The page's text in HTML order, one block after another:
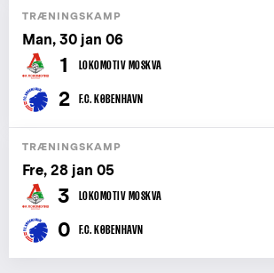
TRÆNINGSKAMP
Man, 30 jan 06
1 LOKOMOTIV MOSKVA
2 F.C. KØBENHAVN
TRÆNINGSKAMP
Fre, 28 jan 05
3 LOKOMOTIV MOSKVA
0 F.C. KØBENHAVN